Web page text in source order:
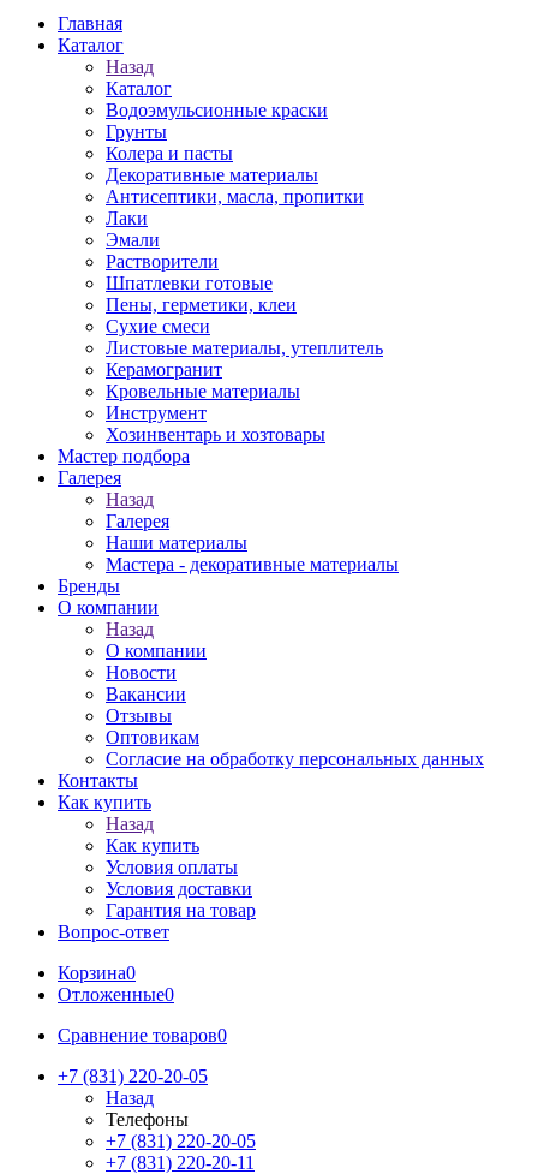
Главная
Каталог
Назад
Каталог
Водоэмульсионные краски
Грунты
Колера и пасты
Декоративные материалы
Антисептики, масла, пропитки
Лаки
Эмали
Растворители
Шпатлевки готовые
Пены, герметики, клеи
Сухие смеси
Листовые материалы, утеплитель
Керамогранит
Кровельные материалы
Инструмент
Хозинвентарь и хозтовары
Мастер подбора
Галерея
Назад
Галерея
Наши материалы
Мастера - декоративные материалы
Бренды
О компании
Назад
О компании
Новости
Вакансии
Отзывы
Оптовикам
Cогласие на обработку персональных данных
Контакты
Как купить
Назад
Как купить
Условия оплаты
Условия доставки
Гарантия на товар
Вопрос-ответ
Корзина0
Отложенные0
Сравнение товаров0
+7 (831) 220-20-05
Назад
Телефоны
+7 (831) 220-20-05
+7 (831) 220-20-11